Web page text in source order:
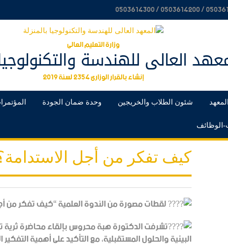
وزارة التعليم العالى
العالى للهندسة والتكنولوجيا
إنشاء بالقرار الوزارى 2354 لسنة 2019
شئون الطلاب والخريجين وحدة ضمان الجودة
الوظائف
كيف تفكر من أجل
لقطات مصورة من الندوة العلمية “كيف تفكر من
تشرفت الدكتورة هبة محروس بإلقاء محاضرة ثرية
البيئية والحلول المستقبلية، مع التأكيد على أهمية